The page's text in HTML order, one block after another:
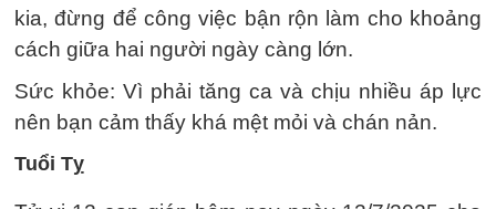
kia, đừng để công việc bận rộn làm cho khoảng
cách giữa hai người ngày càng lớn.
Sức khỏe: Vì phải tăng ca và chịu nhiều áp lực
nên bạn cảm thấy khá mệt mỏi và chán nản.
Tuổi Tỵ